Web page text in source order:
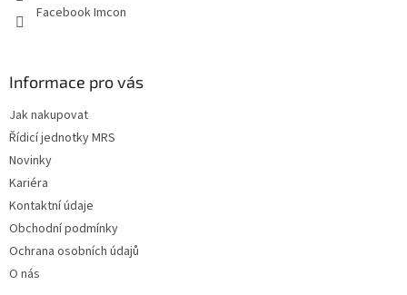
Facebook Imcon
Informace pro vás
Jak nakupovat
Řídicí jednotky MRS
Novinky
Kariéra
Kontaktní údaje
Obchodní podmínky
Ochrana osobních údajů
O nás